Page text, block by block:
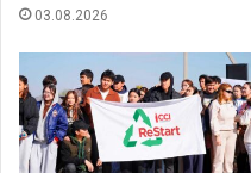
03.08.2026